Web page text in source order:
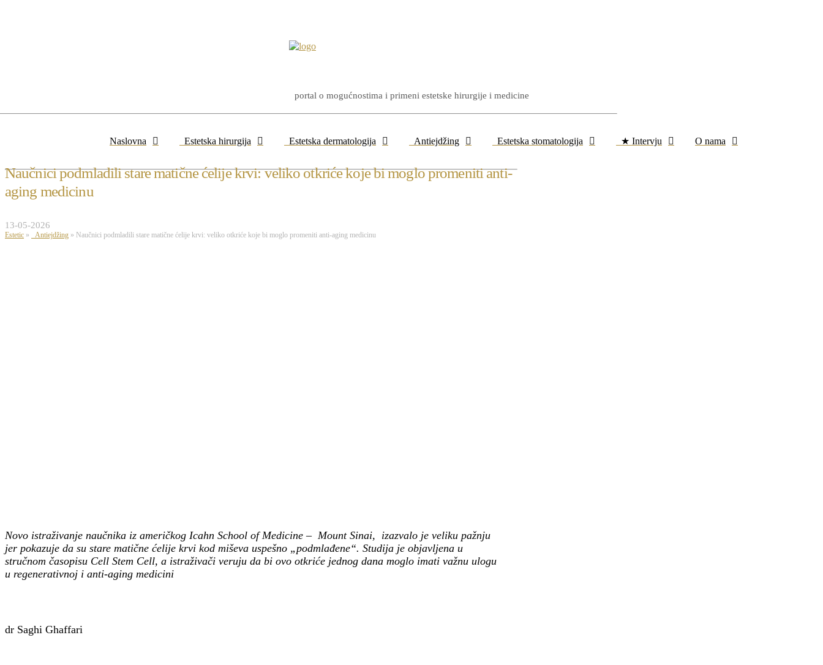
portal o mogućnostima i primeni estetske hirurgije i medicine
Naslovna Estetska hirurgija Estetska dermatologija Antiejdžing Estetska stomatologija ★ Intervju O nama
Naučnici podmladili stare matične ćelije krvi: veliko otkriće koje bi moglo promeniti anti-
aging medicinu
13-05-2026
Estetic » Antiejdžing » Naučnici podmladili stare matične ćelije krvi: veliko otkriće koje bi moglo promeniti anti-aging medicinu
Novo istraživanje naučnika iz američkog Icahn School of Medicine – Mount Sinai, izazvalo je veliku pažnju
jer pokazuje da su stare matične ćelije krvi kod miševa uspešno „podmlađene“. Studija je objavljena u
stručnom časopisu Cell Stem Cell, a istraživači veruju da bi ovo otkriće jednog dana moglo imati važnu ulogu
u regenerativnoj i anti-aging medicini
dr Saghi Ghaffari